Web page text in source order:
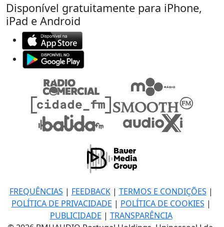
Disponível gratuitamente para iPhone,
iPad e Android
FREQUÊNCIAS | FEEDBACK| TERMOS E CONDIÇÕES |
POLÍTICA DE PRIVACIDADE | POLÍTICA DE COOKIES |
PUBLICIDADE | TRANSPARÊNCIA